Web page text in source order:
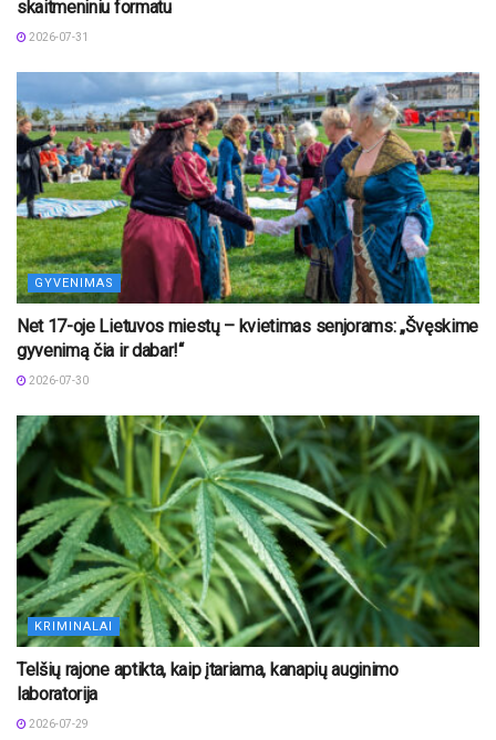
skaitmeniniu formatu
2026-07-31
GYVENIMAS
Net 17-oje Lietuvos miestų – kvietimas senjorams: „Švęskime
gyvenimą čia ir dabar!“
2026-07-30
KRIMINALAI
Telšių rajone aptikta, kaip įtariama, kanapių auginimo
laboratorija
2026-07-29